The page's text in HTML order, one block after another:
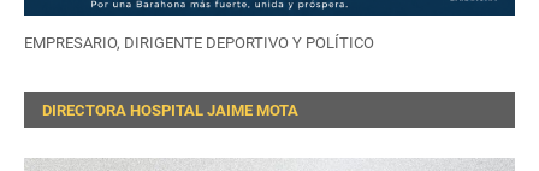
EMPRESARIO, DIRIGENTE DEPORTIVO Y POLÍTICO
DIRECTORA HOSPITAL JAIME MOTA